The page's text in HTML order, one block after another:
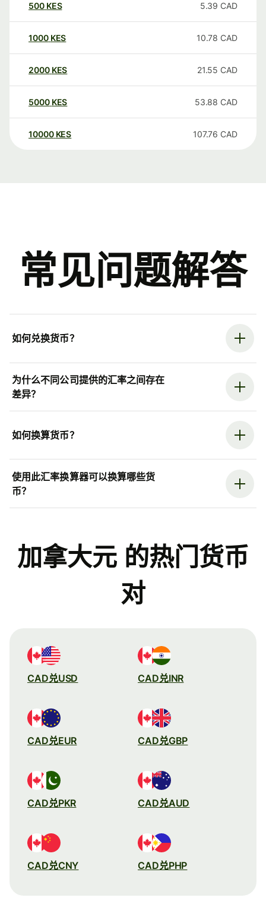
500 KES 5.39 CAD
1000 KES 10.78 CAD
2000 KES 21.55 CAD
5000 KES 53.88 CAD
10000 KES 107.76 CAD
常见问题解答
如何兑换货币？
为什么不同公司提供的汇率之间存在
差异？
如何换算货币？
使用此汇率换算器可以换算哪些货
币？
加拿大元 的热门货币
对
CAD兑USD CAD兑INR
CAD兑EUR CAD兑GBP
CAD兑PKR CAD兑AUD
CAD兑CNY CAD兑PHP